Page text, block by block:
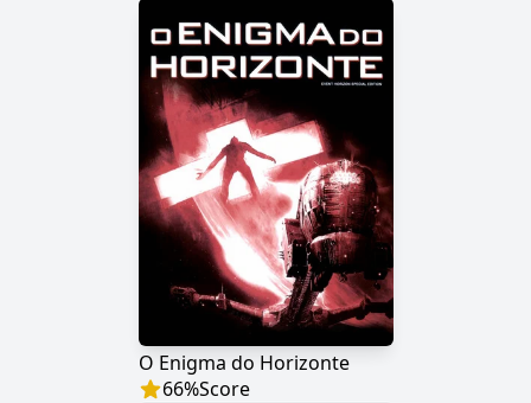
O Enigma do Horizonte
66%Score